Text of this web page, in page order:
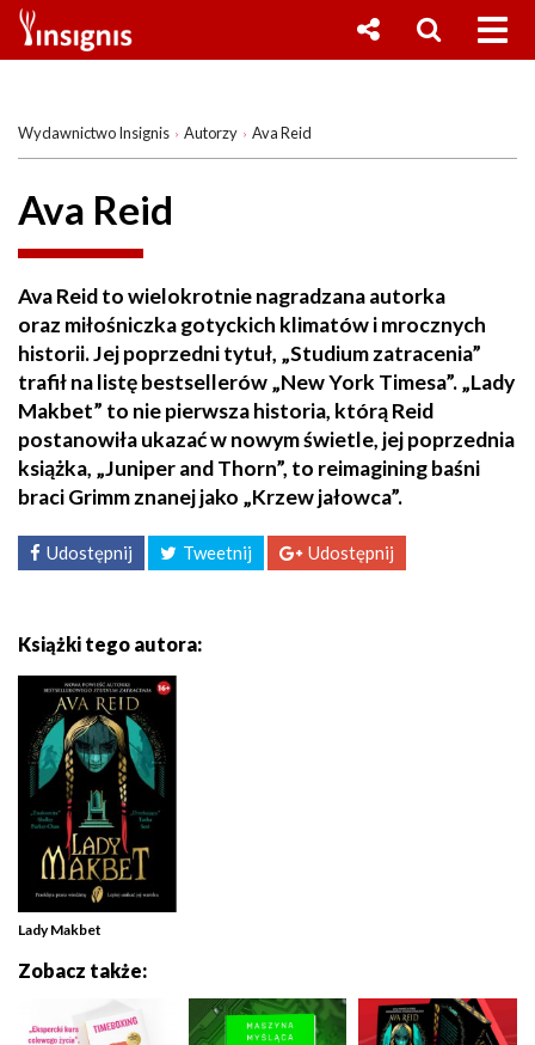
Wydawnictwo Insignis Autorzy Ava Reid
Ava Reid
Ava Reid to wielokrotnie nagradzana autorka
oraz miłośniczka gotyckich klimatów i mrocznych
historii. Jej poprzedni tytuł, „Studium zatracenia”
trafił na listę bestsellerów „New York Timesa”. „Lady
Makbet” to nie pierwsza historia, którą Reid
postanowiła ukazać w nowym świetle, jej poprzednia
książka, „Juniper and Thorn”, to reimagining baśni
braci Grimm znanej jako „Krzew jałowca”.
Udostępnij Tweetnij Udostępnij
Książki tego autora:
Lady Makbet
Zobacz także: